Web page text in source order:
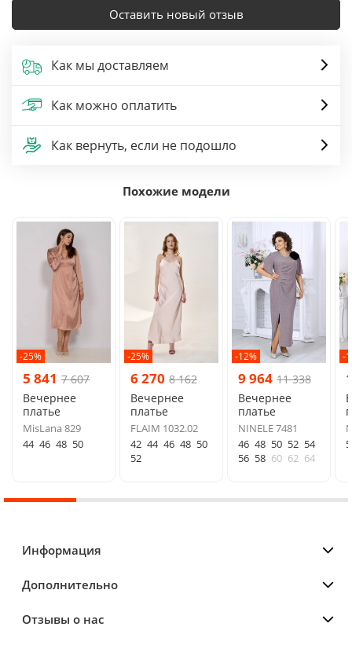
Оставить новый отзыв
Как мы доставляем
Как можно оплатить
Как вернуть, если не подошло
Похожие модели
-25%
5 841 7 607
Вечернее
платье
MisLana 829
44 46 48 50
-25%
6 270 8 162
Вечернее
платье
FLAIM 1032.02
42 44 46 48 50
52
-12%
9 964 11 338
Вечернее
платье
NINELE 7481
46 48 50 52 54
56 58 60 62 64
-
Информация
Дополнительно
Отзывы о нас